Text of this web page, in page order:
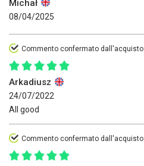
Michał
08/04/2025
Commento confermato dall'acquisto
Arkadiusz
24/07/2022
All good
Commento confermato dall'acquisto